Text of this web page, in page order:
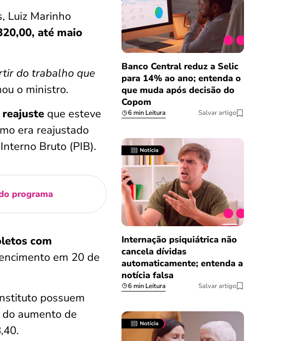
Luiz Marinho
até maio
do trabalho que
o ministro.
que esteve
era reajustado
Bruto (PIB).
programa
com
em 20 de
possuem
aumento de
Banco Central reduz a Selic
para 14% ao ano; entenda o
que muda após decisão do
Copom
6 min Leitura Salvar artigo
Internação psiquiátrica não
cancela dívidas
automaticamente; entenda a
notícia falsa
6 min Leitura Salvar artigo